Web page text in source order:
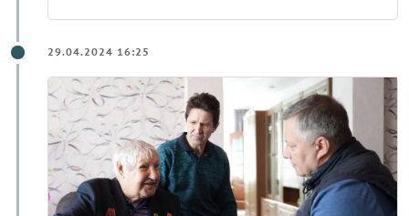
29.04.2024 16:25